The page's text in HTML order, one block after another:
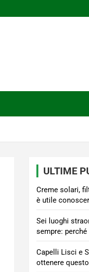
ULTIME
Creme solari,
è utile
Sei luoghi
sempre:
Capelli Lisci e
ottenere